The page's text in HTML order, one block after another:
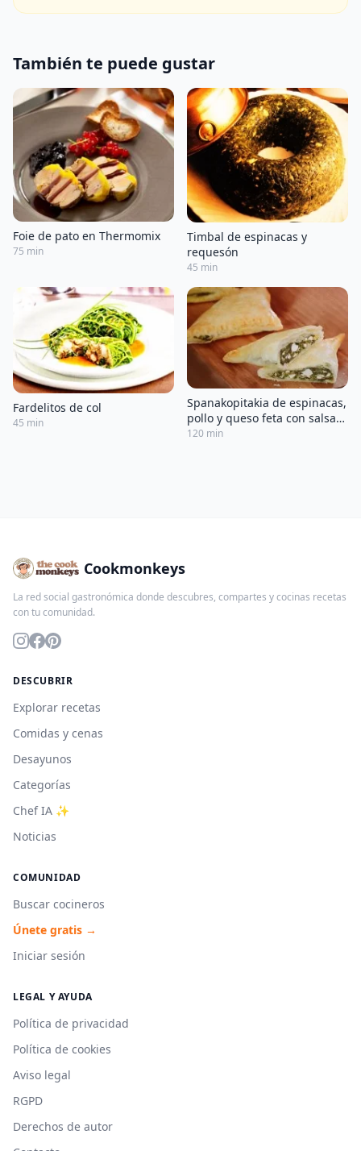
También te puede gustar
Foie de pato en Thermomix
75 min
Timbal de espinacas y
requesón
45 min
Fardelitos de col
45 min
Spanakopitakia de espinacas,
pollo y queso feta con salsa
de tzatziki
120 min
Cookmonkeys
La red social gastronómica donde descubres, compartes y cocinas recetas
con tu comunidad.
DESCUBRIR
Explorar recetas
Comidas y cenas
Desayunos
Categorías
Chef IA ✨
Noticias
COMUNIDAD
Buscar cocineros
Únete gratis →
Iniciar sesión
LEGAL Y AYUDA
Política de privacidad
Política de cookies
Aviso legal
RGPD
Derechos de autor